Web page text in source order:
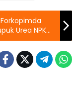
Urea NPK